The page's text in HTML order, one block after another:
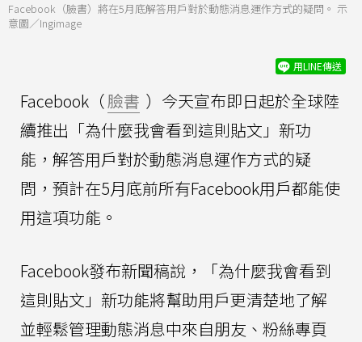
Facebook（臉書）將在5月底解答用戶對於動態消息運作方式的疑問。 示
意圖／Ingimage
用LINE傳送
Facebook（臉書 ）今天宣布即日起於全球陸
續推出「為什麼我會看到這則貼文」新功
能，解答用戶對於動態消息運作方式的疑
問，預計在5月底前所有Facebook用戶都能使
用這項功能。
Facebook發布新聞稿說，「為什麼我會看到
這則貼文」新功能將幫助用戶更清楚地了解
並輕鬆管理動態消息中來自朋友、粉絲專頁